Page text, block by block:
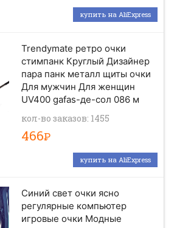
купить на AliExpress
Trendymate ретро очки
стимпанк Круглый Дизайнер
пара панк металл щиты очки
Для мужчин Для женщин
UV400 gafas-де-сол 086 м
кол-во заказов: 1455
466Р
купить на AliExpress
Синий свет очки ясно
регулярные компьютер
игровые очки Модные